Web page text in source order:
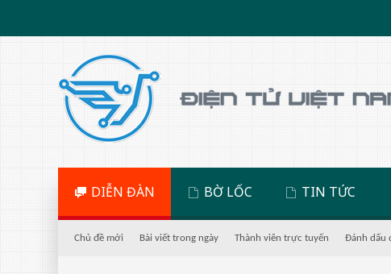
DIỄN ĐÀN BỜ LỐC TIN TỨC
Chủ đề mới Bài viết trong ngày Thành viên trực tuyến Đánh dấu